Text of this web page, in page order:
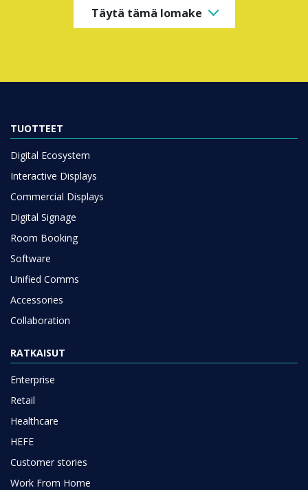
Täytä tämä lomake
TUOTTEET
Digital Ecosystem
Interactive Displays
Commercial Displays
Digital Signage
Room Booking
Software
Unified Comms
Accessories
Collaboration
RATKAISUT
Enterprise
Retail
Healthcare
HEFE
Customer stories
Work From Home